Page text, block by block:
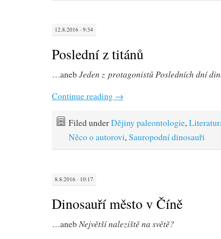
12.8.2016 · 9:34
Poslední z titánů
…aneb Jeden z protagonistů Posledních dní
Continue reading →
Filed underDějiny paleontologie,
Něco o autorovi,Sauropodní dinosauři
8.8.2016 · 10:17
Dinosauří město v Číně
…aneb Největší naleziště na světě?